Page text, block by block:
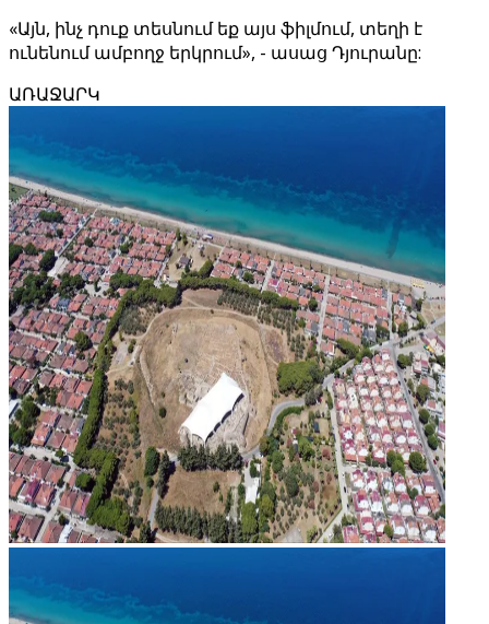
«Այն, ինչ դուք տեսնում եք այս ֆիլմում, տեղի է
ունենում ամբողջ երկրում», - ասաց Դյուրանը:
ԱՌԱՋԱՐԿ